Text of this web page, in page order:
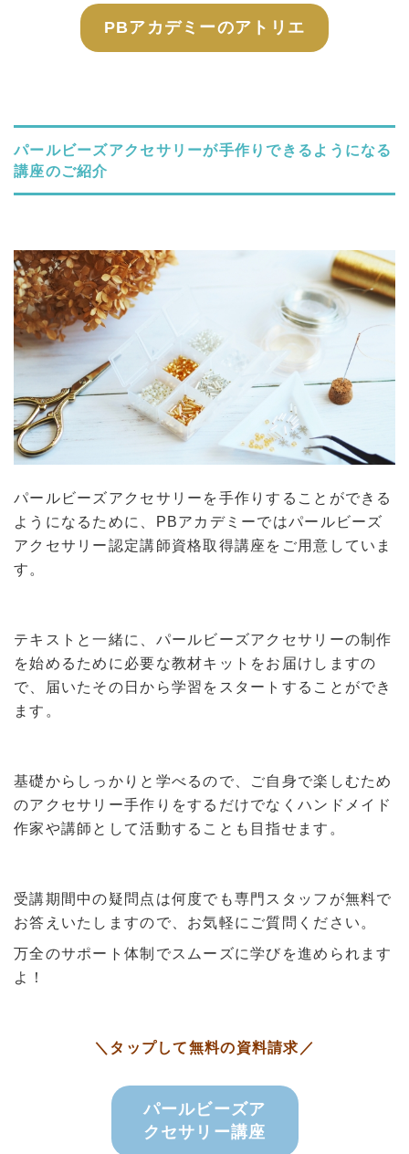
PBアカデミーのアトリエ
パールビーズアクセサリーが手作りできるようになる
講座のご紹介
パールビーズアクセサリーを手作りすることができる
ようになるために、PBアカデミーではパールビーズ
アクセサリー認定講師資格取得講座をご用意していま
す。
テキストと一緒に、パールビーズアクセサリーの制作
を始めるために必要な教材キットをお届けしますの
で、届いたその日から学習をスタートすることができ
ます。
基礎からしっかりと学べるので、ご自身で楽しむため
のアクセサリー手作りをするだけでなくハンドメイド
作家や講師として活動することも目指せます。
受講期間中の疑問点は何度でも専門スタッフが無料で
お答えいたしますので、お気軽にご質問ください。
万全のサポート体制でスムーズに学びを進められます
よ！
＼タップして無料の資料請求／
パールビーズア
クセサリー講座